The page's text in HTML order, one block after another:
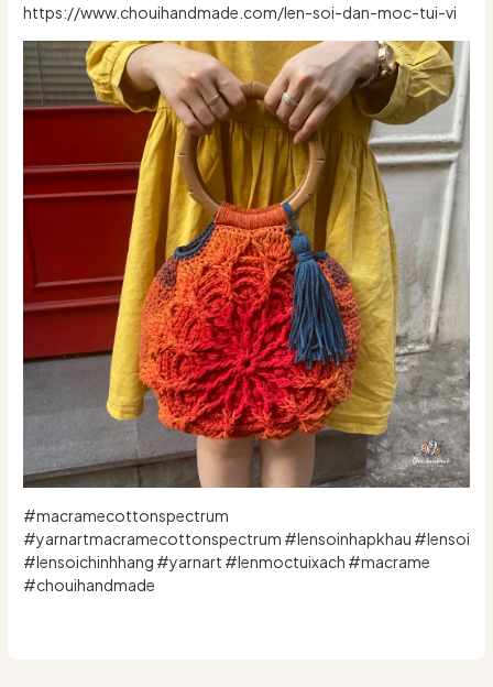
https://www.chouihandmade.com/len-soi-dan-moc-tui-vi
#macramecottonspectrum
#yarnartmacramecottonspectrum #lensoinhapkhau #lensoi
#lensoichinhhang #yarnart #lenmoctuixach #macrame
#chouihandmade